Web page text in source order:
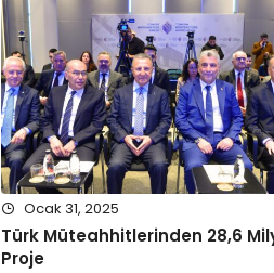
Ocak 31, 2025
Türk Müteahhitlerinden 28,6
Proje